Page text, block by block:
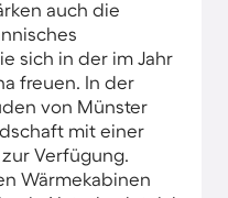
auch die
sich in der im Jahr
freuen. In der
von Münster
mit einer
Verfügung.
Wärmekabinen